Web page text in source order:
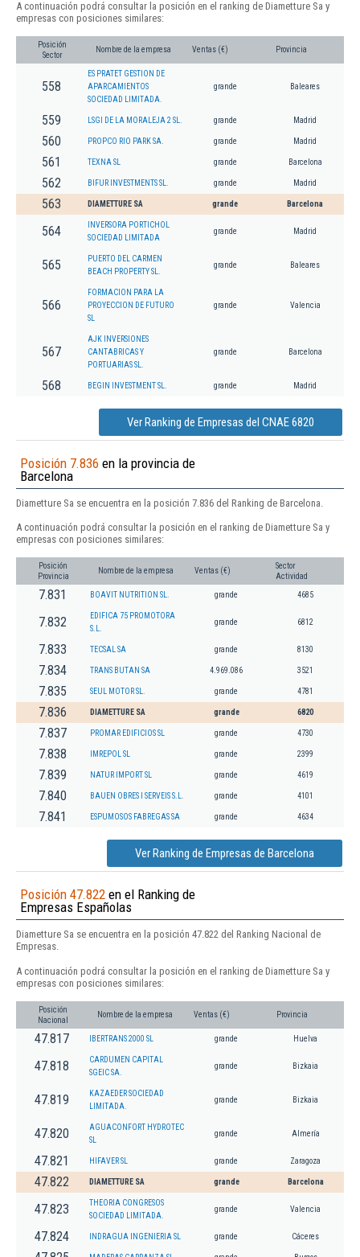
A continuación podrá consultar la posición en el ranking de Diametture Sa y
empresas con posiciones similares:
Posición
Sector
Nombre de la empresa Ventas (€) Provincia
558
ES PRATET GESTION DE
APARCAMIENTOS
SOCIEDAD LIMITADA.
grande Baleares
559 LSGI DE LA MORALEJA 2 SL. grande Madrid
560 PROPCO RIO PARK SA. grande Madrid
561 TEXNA SL grande Barcelona
562 BIFUR INVESTMENTS SL. grande Madrid
563 DIAMETTURE SA grande Barcelona
564
INVERSORA PORTICHOL
SOCIEDAD LIMITADA
grande Madrid
565
PUERTO DEL CARMEN
BEACH PROPERTY SL.
grande Baleares
566
FORMACION PARA LA
PROYECCION DE FUTURO
SL
grande Valencia
567
AJK INVERSIONES
CANTABRICAS Y
PORTUARIAS SL.
grande Barcelona
568 BEGIN INVESTMENT SL. grande Madrid
Ver Ranking de Empresas del CNAE 6820
Posición 7.836 en la provincia de
Barcelona
Diametture Sa se encuentra en la posición 7.836 del Ranking de Barcelona.
A continuación podrá consultar la posición en el ranking de Diametture Sa y
empresas con posiciones similares:
Posición
Provincia
Nombre de la empresa Ventas (€)
Sector
Actividad
7.831 BOAVIT NUTRITION SL. grande 4685
7.832
EDIFICA 75 PROMOTORA
S.L.
grande 6812
7.833 TECSAL SA grande 8130
7.834 TRANS BUTAN SA 4.969.086 3521
7.835 SEUL MOTOR SL. grande 4781
7.836 DIAMETTURE SA grande 6820
7.837 PROMAR EDIFICIOS SL grande 4730
7.838 IMREPOL SL grande 2399
7.839 NATUR IMPORT SL grande 4619
7.840 BAUEN OBRES I SERVEIS S.L. grande 4101
7.841 ESPUMOSOS FABREGAS SA grande 4634
Ver Ranking de Empresas de Barcelona
Posición 47.822 en el Ranking de
Empresas Españolas
Diametture Sa se encuentra en la posición 47.822 del Ranking Nacional de
Empresas.
A continuación podrá consultar la posición en el ranking de Diametture Sa y
empresas con posiciones similares:
Posición
Nacional
Nombre de la empresa Ventas (€) Provincia
47.817 IBERTRANS 2000 SL grande Huelva
47.818
CARDUMEN CAPITAL
SGEIC SA.
grande Bizkaia
47.819
KAZAEDER SOCIEDAD
LIMITADA.
grande Bizkaia
47.820
AGUACONFORT HYDROTEC
SL
grande Almería
47.821 HIFAVER SL grande Zaragoza
47.822 DIAMETTURE SA grande Barcelona
47.823
THEORIA CONGRESOS
SOCIEDAD LIMITADA.
grande Valencia
47.824 INDRAGUA INGENIERIA SL grande Cáceres